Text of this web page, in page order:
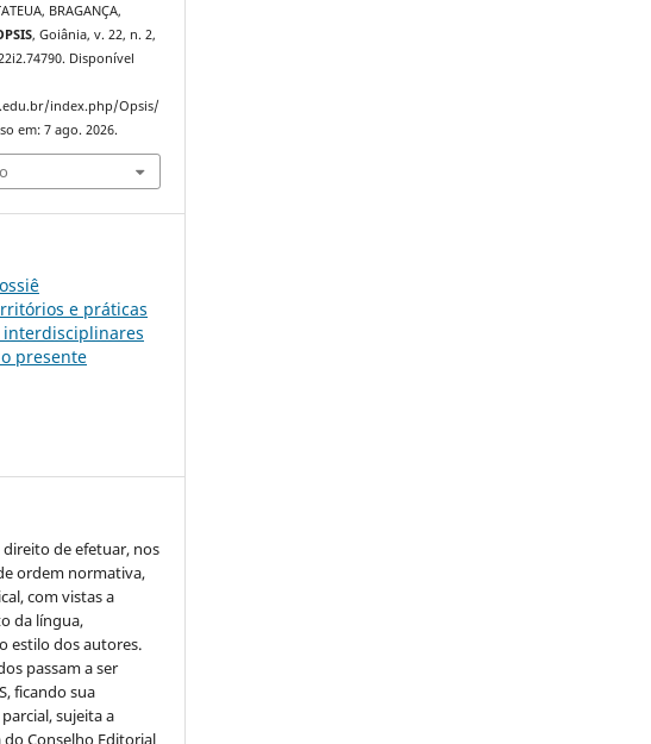
BRAGANÇA,
, Goiânia, v. 22, n. 2,
Disponível
index.php/Opsis/
em: 7 ago. 2026.
e práticas
presente
direito de efetuar, nos
ordem normativa,
com vistas a
da língua,
estilo dos autores.
passam a ser
ficando sua
sujeita a
Conselho Editorial